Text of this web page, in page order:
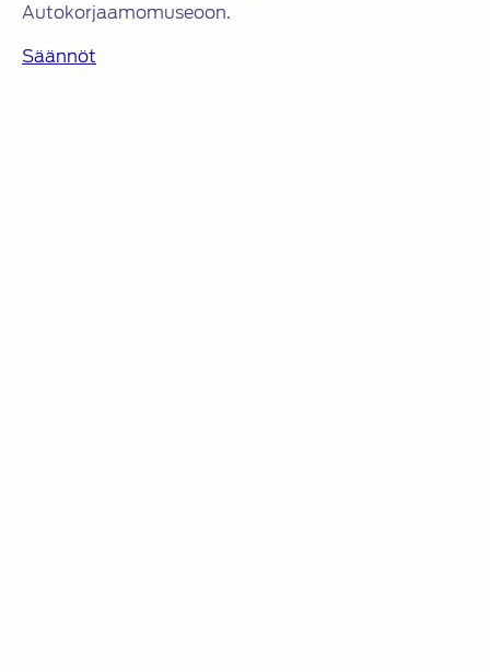
Autokorjaamomuseoon.
Säännöt